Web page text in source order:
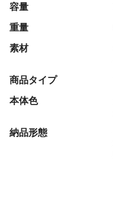
容量
重量
素材
商品タイプ
本体色
納品形態